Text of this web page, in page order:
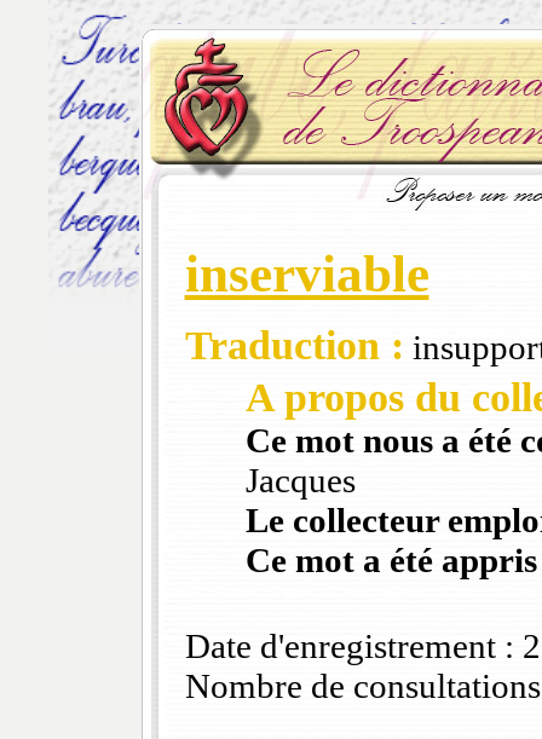
inserviable
Traduction :
A propos du
Ce mot nous a été
Jacques
Le collecteur
Ce mot a été
Date d'enregistrement :
Nombre de